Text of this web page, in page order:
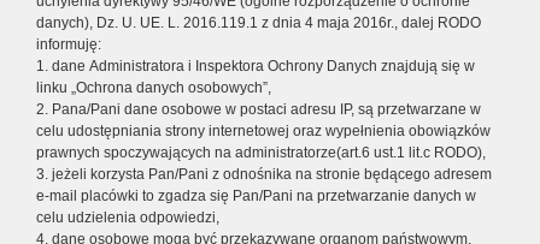
danych), Dz. U. UE. L. 2016.119.1 z dnia 4 maja 2016r., dalej RODO
informuję:
1. dane Administratora i Inspektora Ochrony Danych znajdują się w
linku „Ochrona danych osobowych”,
2. Pana/Pani dane osobowe w postaci adresu IP, są przetwarzane w
celu udostępniania strony internetowej oraz wypełnienia obowiązków
prawnych spoczywających na administratorze(art.6 ust.1 lit.c RODO),
3. jeżeli korzysta Pan/Pani z odnośnika na stronie będącego adresem
e-mail placówki to zgadza się Pan/Pani na przetwarzanie danych w
celu udzielenia odpowiedzi,
4. dane osobowe mogą być przekazywane organom państwowym,